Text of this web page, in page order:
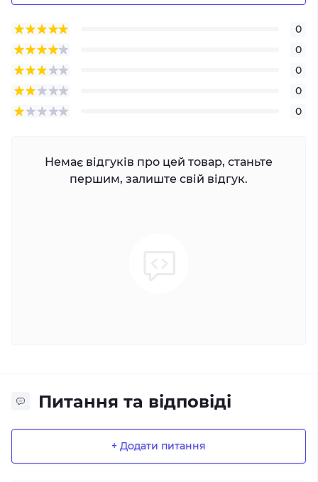
0
0
0
0
0
Немає відгуків про цей товар, станьте
першим, залиште свій відгук.
Питання та відповіді
+ Додати питання